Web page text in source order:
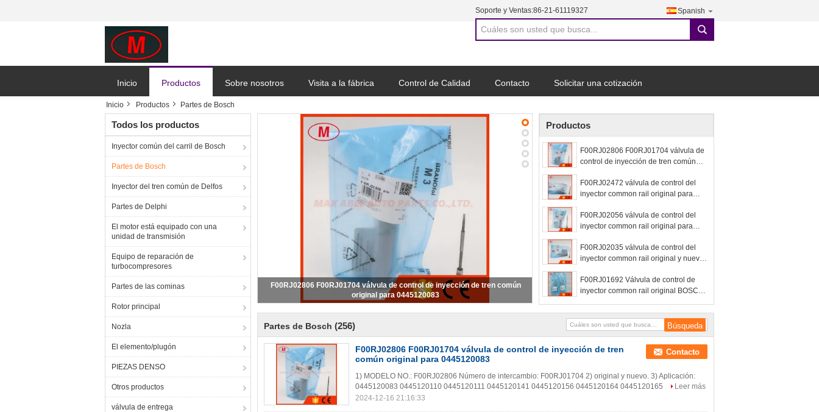
Soporte y Ventas:86-21-61119327 Spanish
search
Inicio Productos Sobre nosotros Visita a la fábrica Control de Calidad Contacto Solicitar una cotización
Inicio Productos Partes de Bosch
Todos los productos
Inyector común del carril de Bosch
Partes de Bosch
Inyector del tren común de Delfos
Partes de Delphi
El motor está equipado con una
unidad de transmisión
Equipo de reparación de
turbocompresores
Partes de las cominas
Rotor principal
Nozla
El elemento/plugón
PIEZAS DENSO
Otros productos
válvula de entrega
F00RJ02806 F00RJ01704 válvula de control de inyección de tren común
original para 0445120083
Productos
F00RJ02806 F00RJ01704 válvula de
control de inyección de tren común
F00RJ02472 válvula de control del
inyector common rail original para
F00RJ02056 válvula de control del
inyector common rail original para
F00RJ02035 válvula de control del
inyector common rail original y nueva
0445120160
F00RJ01692 Válvula de control de
inyector common rail original BOSCH
Partes de Bosch (256)
F00RJ02806 F00RJ01704 válvula de control de inyección de tren
común original para 0445120083
Contacto
1) MODELO NO.: F00RJ02806 Número de intercambio: F00RJ01704 2) original y nuevo. 3) Aplicación:
0445120083 0445120110 0445120111 0445120141 0445120156 0445120164 0445120165
Leer más
2024-12-16 21:16:33